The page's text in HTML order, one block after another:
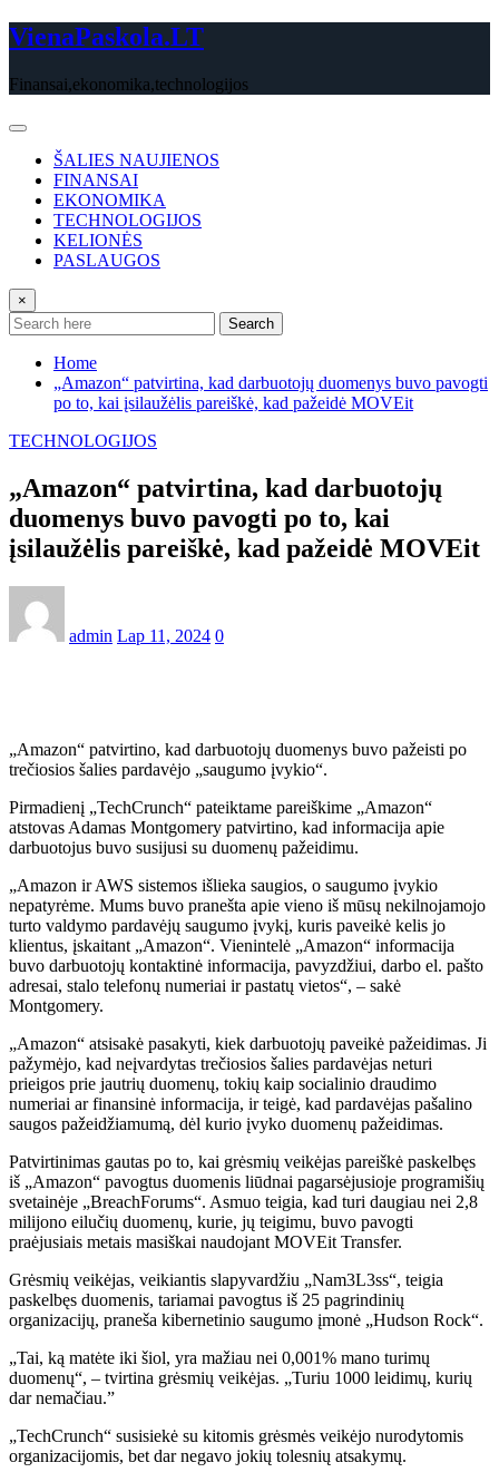
Skip
to
VienaPaskola.LT
Finansai,ekonomika,technologijos
ŠALIES NAUJIENOS
FINANSAI
EKONOMIKA
TECHNOLOGIJOS
KELIONĖS
PASLAUGOS
×
Search
Home
„Amazon“ patvirtina, kad darbuotojų duomenys buvo pavogti
po to, kai įsilaužėlis pareiškė, kad pažeidė MOVEit
TECHNOLOGIJOS
„Amazon“ patvirtina, kad darbuotojų
duomenys buvo pavogti po to, kai
įsilaužėlis pareiškė, kad pažeidė MOVEit
admin Lap 11, 2024 0
„Amazon“ patvirtino, kad darbuotojų duomenys buvo pažeisti po
trečiosios šalies pardavėjo „saugumo įvykio“.
Pirmadienį „TechCrunch“ pateiktame pareiškime „Amazon“
atstovas Adamas Montgomery patvirtino, kad informacija apie
darbuotojus buvo susijusi su duomenų pažeidimu.
„Amazon ir AWS sistemos išlieka saugios, o saugumo įvykio
nepatyrėme. Mums buvo pranešta apie vieno iš mūsų nekilnojamojo
turto valdymo pardavėjų saugumo įvykį, kuris paveikė kelis jo
klientus, įskaitant „Amazon“. Vienintelė „Amazon“ informacija
buvo darbuotojų kontaktinė informacija, pavyzdžiui, darbo el. pašto
adresai, stalo telefonų numeriai ir pastatų vietos“, – sakė
Montgomery.
„Amazon“ atsisakė pasakyti, kiek darbuotojų paveikė pažeidimas. Ji
pažymėjo, kad neįvardytas trečiosios šalies pardavėjas neturi
prieigos prie jautrių duomenų, tokių kaip socialinio draudimo
numeriai ar finansinė informacija, ir teigė, kad pardavėjas pašalino
saugos pažeidžiamumą, dėl kurio įvyko duomenų pažeidimas.
Patvirtinimas gautas po to, kai grėsmių veikėjas pareiškė paskelbęs
iš „Amazon“ pavogtus duomenis liūdnai pagarsėjusioje programišių
svetainėje „BreachForums“. Asmuo teigia, kad turi daugiau nei 2,8
milijono eilučių duomenų, kurie, jų teigimu, buvo pavogti
praėjusiais metais masiškai naudojant MOVEit Transfer.
Grėsmių veikėjas, veikiantis slapyvardžiu „Nam3L3ss“, teigia
paskelbęs duomenis, tariamai pavogtus iš 25 pagrindinių
organizacijų, praneša kibernetinio saugumo įmonė „Hudson Rock“.
„Tai, ką matėte iki šiol, yra mažiau nei 0,001% mano turimų
duomenų“, – tvirtina grėsmių veikėjas. „Turiu 1000 leidimų, kurių
dar nemačiau.”
„TechCrunch“ susisiekė su kitomis grėsmės veikėjo nurodytomis
organizacijomis, bet dar negavo jokių tolesnių atsakymų.